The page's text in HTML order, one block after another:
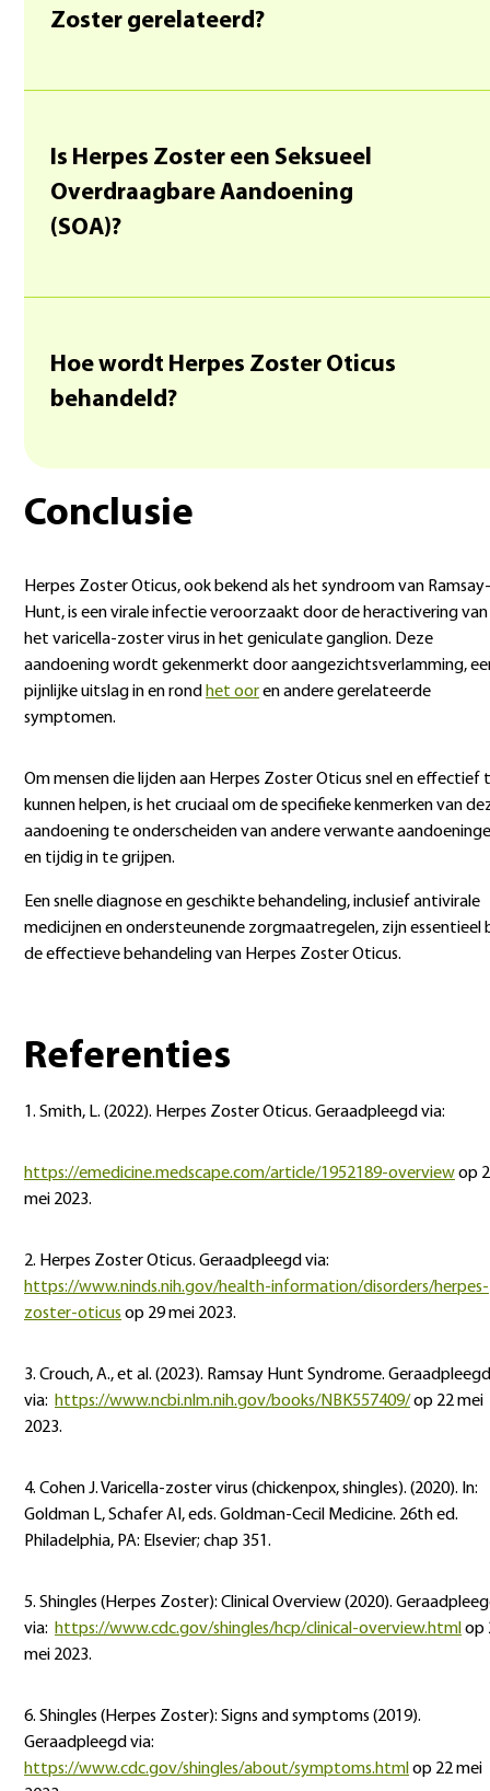
Zoster gerelateerd?
Is Herpes Zoster een Seksueel
Overdraagbare Aandoening
(SOA)?
Hoe wordt Herpes Zoster Oticus
behandeld?
Conclusie
Herpes Zoster Oticus, ook bekend als het syndroom van Ramsay-
Hunt, is een virale infectie veroorzaakt door de heractivering van
het varicella-zoster virus in het geniculate ganglion. Deze
aandoening wordt gekenmerkt door aangezichtsverlamming,
pijnlijke uitslag in en rond het ooren andere gerelateerde
symptomen.
Om mensen die lijden aan Herpes Zoster Oticus snel en effectief
kunnen helpen, is het cruciaal om de specifieke kenmerken van
aandoening te onderscheiden van andere verwante
en tijdig in te grijpen.
Een snelle diagnose en geschikte behandeling, inclusief antivirale
medicijnen en ondersteunende zorgmaatregelen, zijn essentieel
de effectieve behandeling van Herpes Zoster Oticus.
Referenties
1. Smith, L. (2022). Herpes Zoster Oticus. Geraadpleegd via:
https://emedicine.medscape.com/article/1952189-overviewop
mei 2023.
2. Herpes Zoster Oticus. Geraadpleegd via:
https://www.ninds.nih.gov/health-information/disorders/herpes-
zoster-oticus op 29 mei 2023.
3. Crouch, A., et al. (2023). Ramsay Hunt Syndrome. Geraadpleegd
via: https://www.ncbi.nlm.nih.gov/books/NBK557409/op 22 mei
2023.
4. Cohen J. Varicella-zoster virus (chickenpox, shingles). (2020). In:
Goldman L, Schafer AI, eds. Goldman-Cecil Medicine. 26th ed.
Philadelphia, PA: Elsevier; chap 351.
5. Shingles (Herpes Zoster): Clinical Overview (2020).
via: https://www.cdc.gov/shingles/hcp/clinical-overview.html op
mei 2023.
6. Shingles (Herpes Zoster): Signs and symptoms (2019).
Geraadpleegd via:
https://www.cdc.gov/shingles/about/symptoms.html op 22 mei